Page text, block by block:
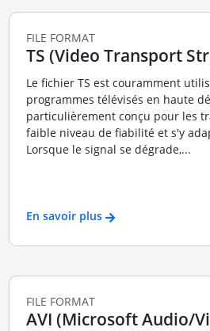
FILE FORMAT
TS (Video Transport
Le fichier TS est couramment
programmes télévisés en haute
particulièrement conçu pour les
faible niveau de fiabilité et s'y
Lorsque le signal se dégrade,...
En savoir plus
FILE FORMAT
AVI (Microsoft Audio/